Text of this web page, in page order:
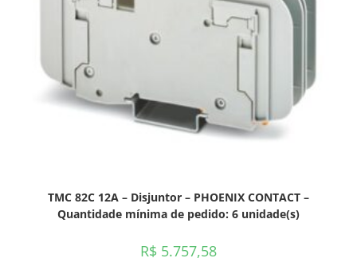
TMC 82C 12A – Disjuntor – PHOENIX CONTACT –
Quantidade mínima de pedido: 6 unidade(s)
R$ 5.757,58